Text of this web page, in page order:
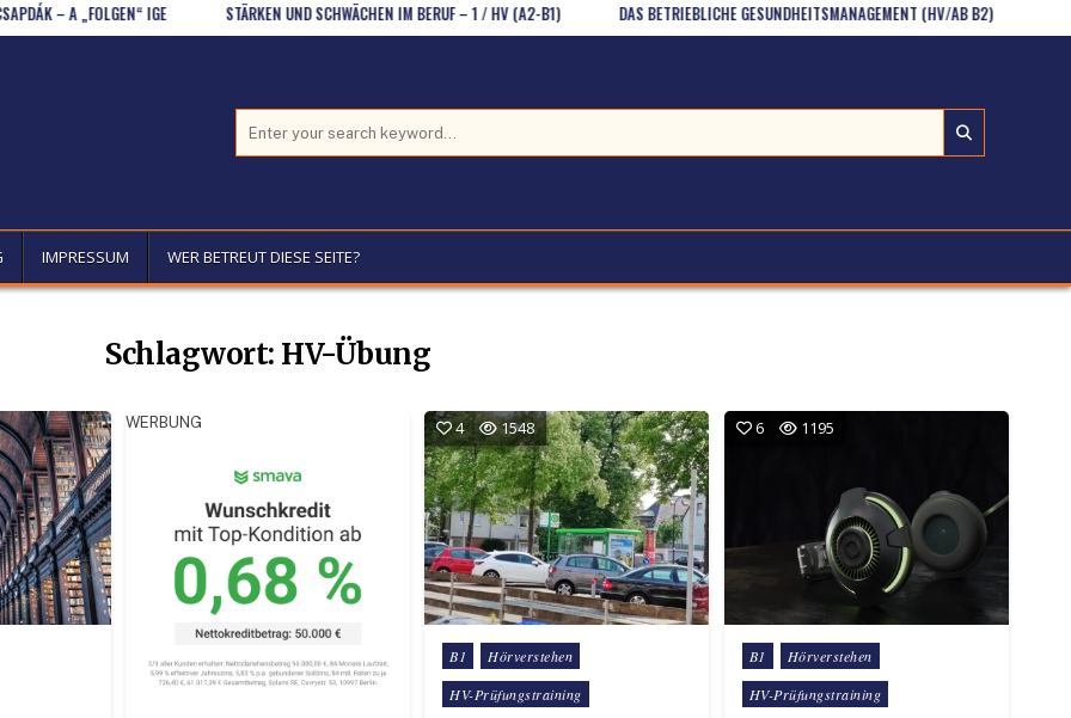
– A „FOLGEN“ IGE STÄRKEN UND SCHWÄCHEN IM BERUF – 1 / HV (A2-B1) DAS BETRIEBLICHE GESUNDHEITSMANAGEMENT (HV/AB B2)
IMPRESSUM WER BETREUT DIESE SEITE?
Schlagwort: HV-Übung
WERBUNG 4 1548
Posted in
B1
Hörverstehen
HV-Prüfungstraining
6 1195
Posted in
B1
Hörverstehen
HV-Prüfungstraining